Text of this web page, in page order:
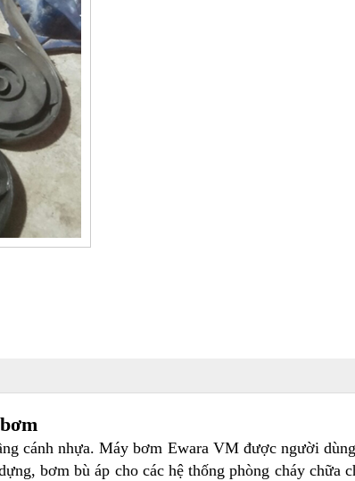
cánh nhựa. Máy bơm Ewara VM được người
bơm bù áp cho các hệ thống phòng cháy chữa